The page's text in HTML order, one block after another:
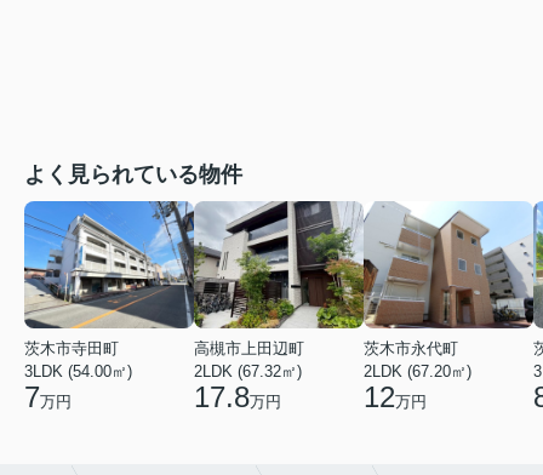
よく見られている物件
茨木市寺田町
3LDK (54.00㎡)
7万円
高槻市上田辺町
2LDK (67.32㎡)
17.8万円
茨木市永代町
2LDK (67.20㎡)
12万円